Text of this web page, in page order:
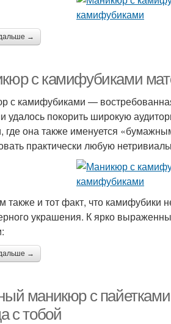
→
с камифубиками
с камифубиками —
удалось покорить широкую
где она также именуется
практически любую
также и тот факт, что камифубики
украшения. К ярко
→
маникюр с
с тобой